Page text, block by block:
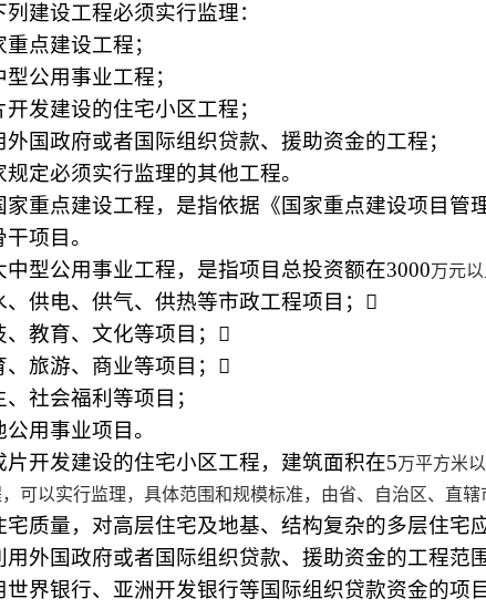
建设工程必须实行监理：
点建设工程；
公用事业工程；
建设的住宅小区工程；
政府或者国际组织贷款、援助资金的工程；
必须实行监理的其他工程。
重点建设工程，是指依据《国家重点建设项目管
项目。
型公用事业工程，是指项目总投资额在3000万元
电、供气、供热等市政工程项目； 
育、文化等项目； 
游、商业等项目； 
会福利等项目；
用事业项目。
开发建设的住宅小区工程，建筑面积在5万平方米
可以实行监理，具体范围和规模标准，由省、自治区、直辖
宅质量，对高层住宅及地基、结构复杂的多层住宅
外国政府或者国际组织贷款、援助资金的工程范围
世界银行、亚洲开发银行等国际组织贷款资金的项目